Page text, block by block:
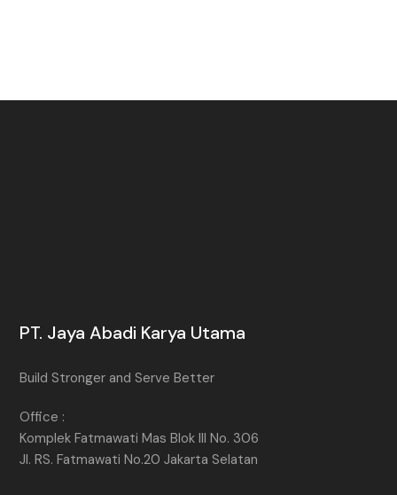
PT. Jaya Abadi Karya Utama
Build Stronger and Serve Better
Office :
Komplek Fatmawati Mas Blok III No. 306
Jl. RS. Fatmawati No.20 Jakarta Selatan